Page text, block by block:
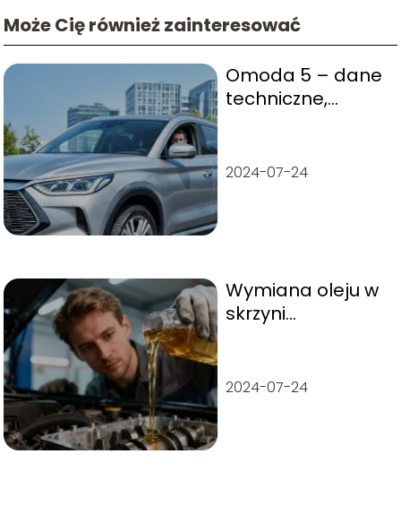
Może Cię również zainteresować
Omoda 5 – dane
techniczne,
użytkowników
2024-07-24
Wymiana oleju w
skrzyni
wykonać?
2024-07-24